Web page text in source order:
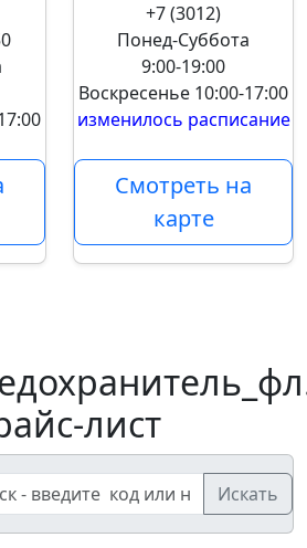
+7 (3012)
Понед-Суббота
9:00-19:00
Воскресенье 10:00-17:00
изменилось расписание
Смотреть на
карте
[1]
[18]
[1]
[0]
[6]
[6]
лист
Искать